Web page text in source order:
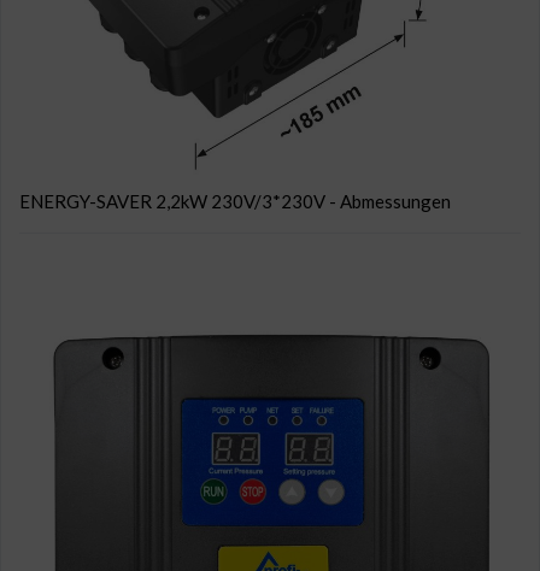
ENERGY-SAVER 2,2kW 230V/3*230V - Abmessungen